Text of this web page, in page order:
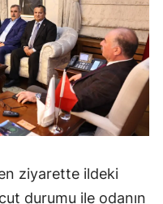
Kastamonu
Kayseri
Kırklareli
Kırşehir
Konya
ziyarette ildeki
durumu ile odanın